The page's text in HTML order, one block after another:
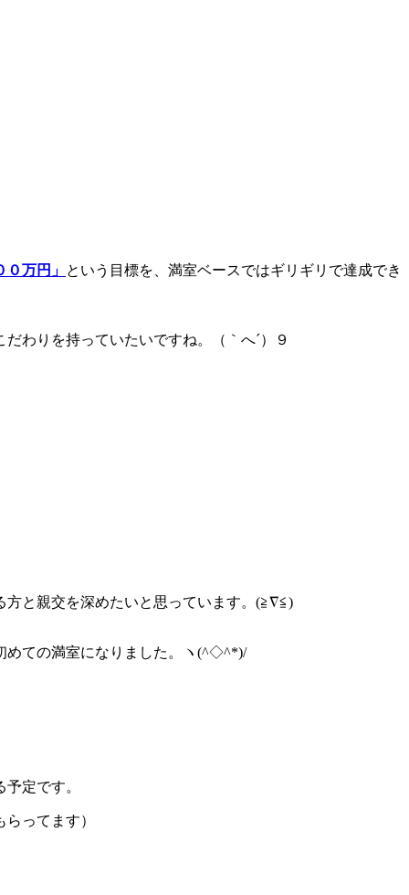
０万円」 という目標を、満室ベースではギリギリで達成でき
わりを持っていたいですね。（｀へ´）９
方と親交を深めたいと思っています。(≧∇≦)
めての満室になりました。ヽ(^◇^*)/
定です。
ってます）